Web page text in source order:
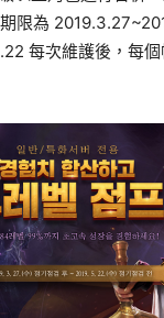
限為
每次維護後，每個